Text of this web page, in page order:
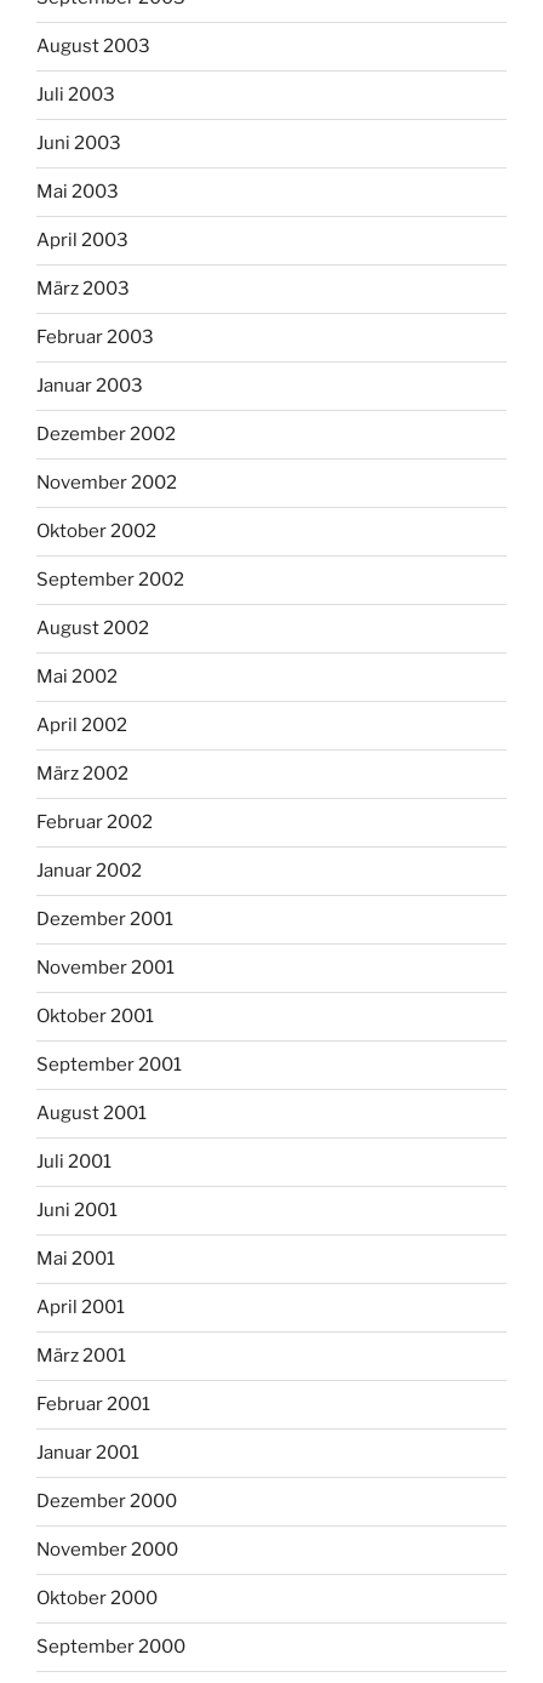
August 2003
Juli 2003
Juni 2003
Mai 2003
April 2003
März 2003
Februar 2003
Januar 2003
Dezember 2002
November 2002
Oktober 2002
September 2002
August 2002
Mai 2002
April 2002
März 2002
Februar 2002
Januar 2002
Dezember 2001
November 2001
Oktober 2001
September 2001
August 2001
Juli 2001
Juni 2001
Mai 2001
April 2001
März 2001
Februar 2001
Januar 2001
Dezember 2000
November 2000
Oktober 2000
September 2000